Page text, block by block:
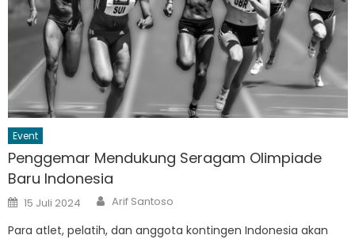
Event
Penggemar Mendukung Seragam Olimpiade
Baru Indonesia
Posted
on
15 Juli 2024 Author
Arif Santoso
Para atlet, pelatih, dan anggota kontingen Indonesia akan